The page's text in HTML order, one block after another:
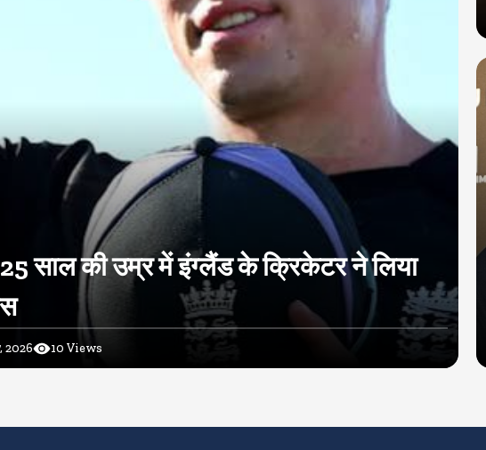
25 साल की उम्र में इंग्लैंड के क्रिकेटर ने लिया
2026 10 Views